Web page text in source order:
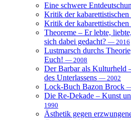
Eine schwere
Kritik der
Kritik der kabarettistischen
Theoreme – Er lebte,
sich dabei gedacht? — 2016
Lustmarsch durchs
Euch! — 2008
Der Barbar als Kulturheld
des Unterlassens — 2002
Lock-Buch Bazon Brock
Die Re-Dekade – Kunst
1990
Ästhetik gegen